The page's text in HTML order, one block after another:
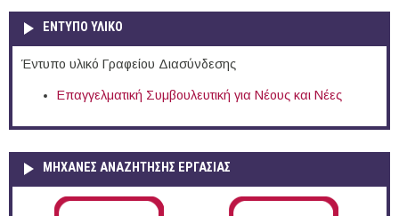
ΕΝΤΥΠΟ ΥΛΙΚΟ
Έντυπο υλικό Γραφείου Διασύνδεσης
Επαγγελματική Συμβουλευτική για Νέους και Νέες
ΜΗΧΑΝΕΣ ΑΝΑΖΗΤΗΣΗΣ ΕΡΓΑΣΙΑΣ